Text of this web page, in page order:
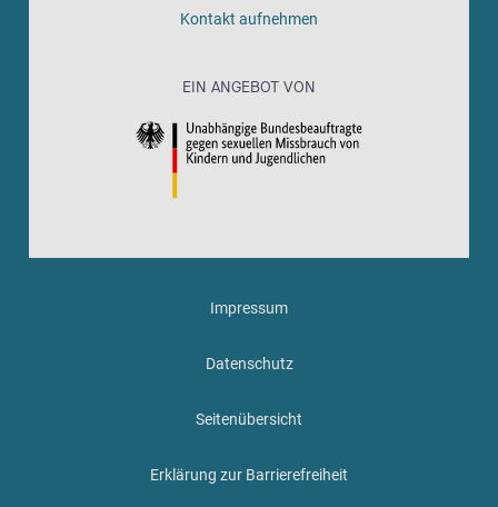
Kontakt aufnehmen
EIN ANGEBOT VON
Impressum
Datenschutz
Seitenübersicht
Erklärung zur Barrierefreiheit